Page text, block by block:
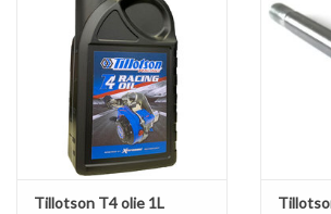
Gereedschap
Motoren en onderdelen
Zoek op Merk
Tillotson T4 olie 1L